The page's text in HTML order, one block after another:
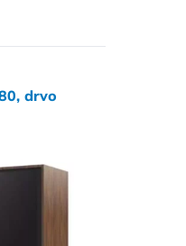
drvo